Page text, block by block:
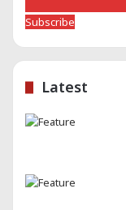
Subscribe
Latest